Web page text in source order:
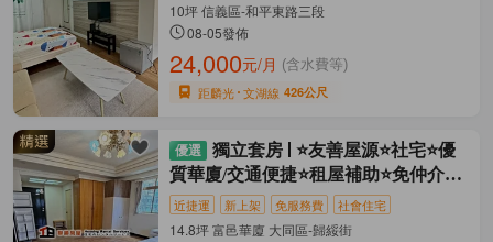
10坪 信義區-和平東路三段
08-05發佈
24,000元/月 (含水費等)
距麟光 文湖線 426公尺
獨立套房
⭐友善屋源⭐社宅⭐優
質華廈/交通便捷⭐租屋補助⭐免仲介費
⭐近捷運 新上架 免服務費 社會住宅
14.8坪 富邑華廈 大同區-歸綏街